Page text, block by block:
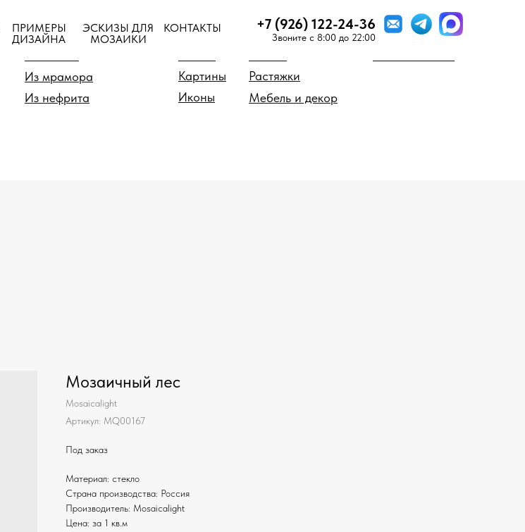
Звоните c 8:00 до 22:00
+7 (926) 122-24-36
ПРИМЕРЫ
ДИЗАЙНА
ЭСКИЗЫ ДЛЯ
МОЗАИКИ
КОНТАКТЫ Стиль мозаики
Мебель и декор
Иконы
Картины
По предмету
Растяжки
По материалу
Из нефрита
Из мрамора
Мозаичный лес
Mosaicalight
Артикул: MQ00167
Под заказ
Материал: стекло
Страна производства: Россия
Производитель: Mosaicalight
Цена: за 1 кв.м